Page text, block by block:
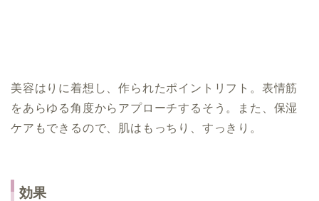
美容はりに着想し、作られたポイントリフト。表情筋
をあらゆる角度からアプローチするそう。また、保湿
ケアもできるので、肌はもっちり、すっきり。
効果